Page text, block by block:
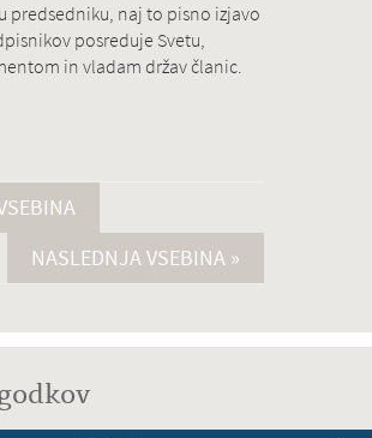
predsedniku, naj to pisno izjavo
posreduje Svetu,
in vladam držav članic.
NASLEDNJA VSEBINA »